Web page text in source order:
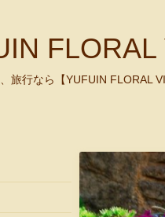
旅行なら【YUFUIN FLORAL